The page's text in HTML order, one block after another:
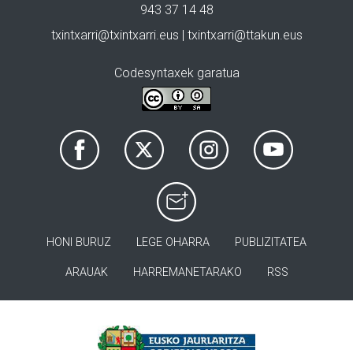
943 37 14 48
txintxarri@txintxarri.eus | txintxarri@ttakun.eus
Codesyntaxek garatua
HONI BURUZ LEGE OHARRA PUBLIZITATEA
ARAUAK HARREMANETARAKO RSS